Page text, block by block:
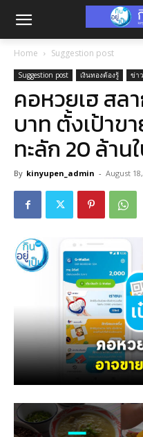
Home Suggestion post
Suggestion post เงินทองต้องรู้ ข่า
คอหวยเฮ สล
บาท ตั้งเป้าข
ทะลัก 20 ล้าน
By kinyupen_admin - August